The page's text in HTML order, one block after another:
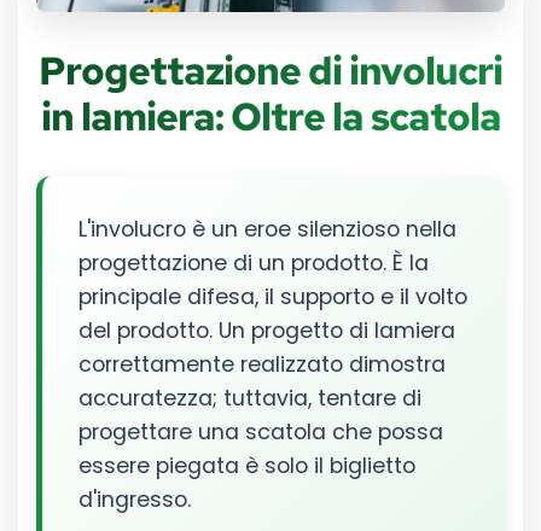
Progettazione di involucri
in lamiera: Oltre la scatola
L'involucro è un eroe silenzioso nella
progettazione di un prodotto. È la
principale difesa, il supporto e il volto
del prodotto. Un progetto di lamiera
correttamente realizzato dimostra
accuratezza; tuttavia, tentare di
progettare una scatola che possa
essere piegata è solo il biglietto
d'ingresso.